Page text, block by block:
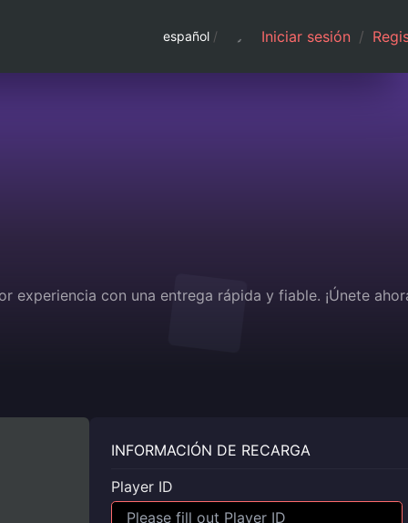
español / Iniciar sesión /
experiencia con una entrega rápida y fiable. ¡Únete
INFORMACIÓN DE RECARGA
Player ID